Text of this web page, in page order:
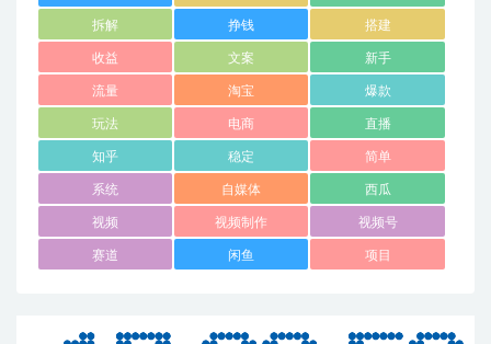
拆解 挣钱 搭建
收益 文案 新手
流量 淘宝 爆款
玩法 电商 直播
知乎 稳定 简单
系统 自媒体 西瓜
视频 视频制作 视频号
赛道 闲鱼 项目